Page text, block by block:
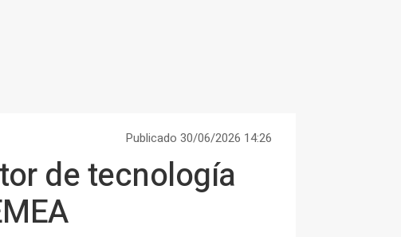
Publicado 30/06/2026 14:26
de tecnología